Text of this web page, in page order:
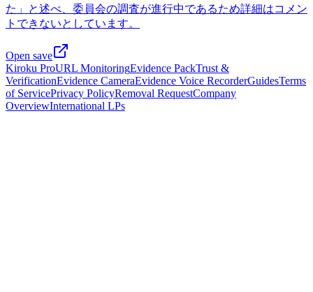
た」と述べ、委員会の調査が進行中であるため詳細はコメン
トできないとしています。
Open save
Kiroku ProURL MonitoringEvidence PackTrust &
VerificationEvidence CameraEvidence Voice RecorderGuidesTerms
of ServicePrivacy PolicyRemoval RequestCompany
OverviewInternational LPs